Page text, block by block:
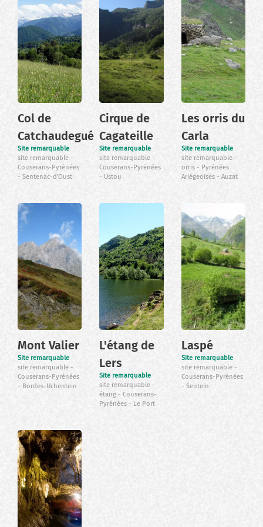
Col de
Catchaudegué
Site remarquable
site remarquable
Couserans-Pyrénées
Sentenac-d'Oust
Cirque de
Cagateille
Site remarquable
site remarquable
Couserans-Pyrénées
Ustou
Les orris du
Carla
Site remarquable
site remarquable
orris
Pyrénées
Ariégeoises
Auzat
Mont Valier
Site remarquable
site remarquable
Couserans-Pyrénées
Bordes-Uchentein
L'étang de
Lers
Site remarquable
site remarquable
étang
Couserans-
Pyrénées
Le Port
Laspé
Site remarquable
site remarquable
Couserans-Pyrénées
Sentein